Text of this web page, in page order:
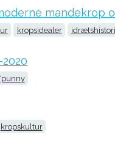
mandekrop
kropsidealer
kropskultur